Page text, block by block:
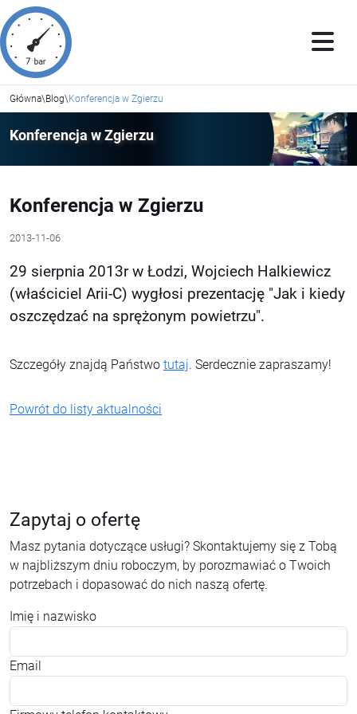
Główna\Blog\Konferencja w Zgierzu
Konferencja w Zgierzu
Konferencja w Zgierzu
2013-11-06
29 sierpnia 2013r w Łodzi, Wojciech Halkiewicz
(właściciel Arii-C) wygłosi prezentację "Jak i kiedy
oszczędzać na sprężonym powietrzu".
Szczegóły znajdą Państwo tutaj. Serdecznie zapraszamy!
Powrót do listy aktualności
Zapytaj o ofertę
Masz pytania dotyczące usługi? Skontaktujemy się z Tobą
w najbliższym dniu roboczym, by porozmawiać o Twoich
potrzebach i dopasować do nich naszą ofertę.
Imię i nazwisko
Email